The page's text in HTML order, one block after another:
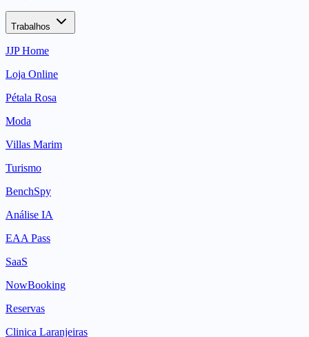
Trabalhos
JJP Home
Loja Online
Pétala Rosa
Moda
Villas Marim
Turismo
BenchSpy
Análise IA
EAA Pass
SaaS
NowBooking
Reservas
Clinica Laranjeiras